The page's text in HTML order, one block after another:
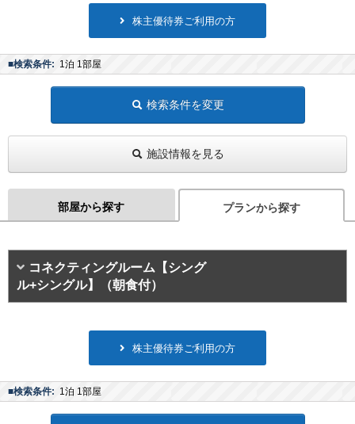
株主優待券ご利用の方
■検索条件: 1泊 1部屋
検索条件を変更
施設情報を見る
部屋から探す プランから探す
コネクティングルーム【シング
ル+シングル】（朝食付）
株主優待券ご利用の方
■検索条件: 1泊 1部屋